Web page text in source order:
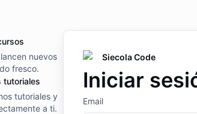
nuevos
fresco.
tutoriales
tutoriales y
a ti.
Siecola Code
Iniciar
Email